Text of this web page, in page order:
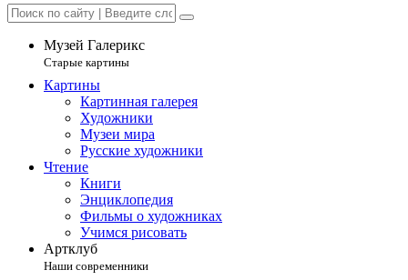
Музей Галерикс
Старые картины
Картины
Картинная галерея
Художники
Музеи мира
Русские художники
Чтение
Книги
Энциклопедия
Фильмы о художниках
Учимся рисовать
Артклуб
Наши современники